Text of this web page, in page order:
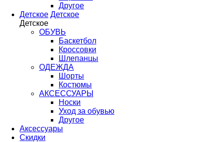
Другое
Детское Детское
Детское
ОБУВЬ
Баскетбол
Кроссовки
Шлепанцы
ОДЕЖДА
Шорты
Костюмы
АКСЕССУАРЫ
Носки
Уход за обувью
Другое
Аксессуары
Скидки